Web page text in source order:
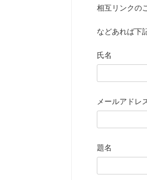
相互リンクの
などあれば下
氏名
メールアドレ
題名